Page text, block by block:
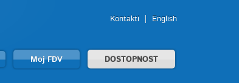
Kontakti English
Moj FDV DOSTOPNOST